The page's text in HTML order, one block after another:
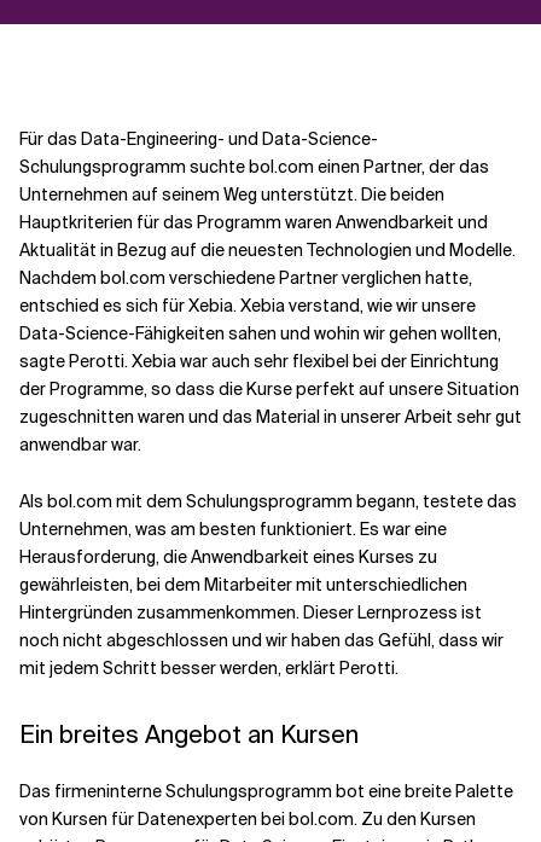
Für das Data-Engineering- und Data-Science-
Schulungsprogramm suchte bol.com einen Partner, der das
Unternehmen auf seinem Weg unterstützt. Die beiden
Hauptkriterien für das Programm waren Anwendbarkeit und
Aktualität in Bezug auf die neuesten Technologien und Modelle.
Nachdem bol.com verschiedene Partner verglichen hatte,
entschied es sich für Xebia. Xebia verstand, wie wir unsere
Data-Science-Fähigkeiten sahen und wohin wir gehen wollten,
sagte Perotti. Xebia war auch sehr flexibel bei der Einrichtung
der Programme, so dass die Kurse perfekt auf unsere Situation
zugeschnitten waren und das Material in unserer Arbeit sehr gut
anwendbar war.
Als bol.com mit dem Schulungsprogramm begann, testete das
Unternehmen, was am besten funktioniert. Es war eine
Herausforderung, die Anwendbarkeit eines Kurses zu
gewährleisten, bei dem Mitarbeiter mit unterschiedlichen
Hintergründen zusammenkommen. Dieser Lernprozess ist
noch nicht abgeschlossen und wir haben das Gefühl, dass wir
mit jedem Schritt besser werden, erklärt Perotti.
Ein breites Angebot an Kursen
Das firmeninterne Schulungsprogramm bot eine breite Palette
von Kursen für Datenexperten bei bol.com. Zu den Kursen